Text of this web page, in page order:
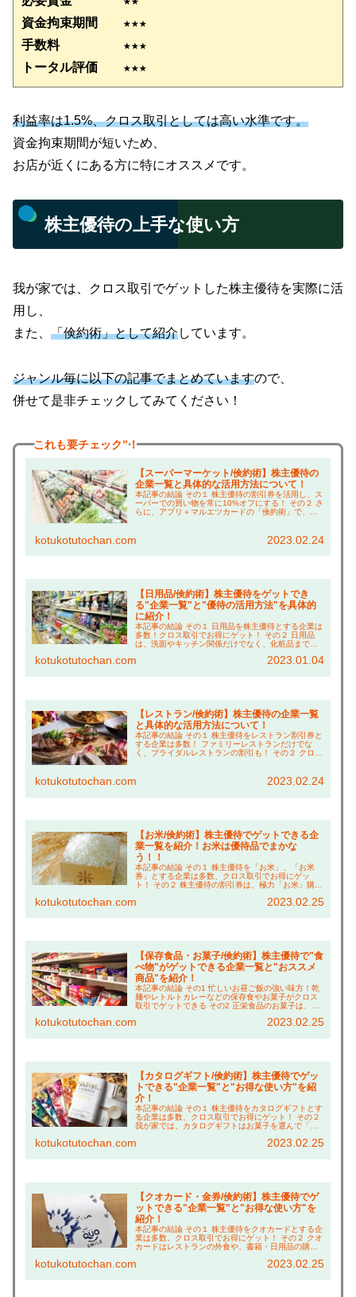
資金拘束期間 ★★★
手数料　　　　　★★★
トータル評価　　★★★
利益率は1.5%、クロス取引としては高い水準です。
資金拘束期間が短いため、
お店が近くにある方に特にオススメです。
株主優待の上手な使い方
我が家では、クロス取引でゲットした株主優待を実際に活
用し、
また、 「倹約術」として紹介しています。
ジャンル毎に以下の記事でまとめていますので、
併せて是非チェックしてみてください！
これも要チェック”！
【スーパーマーケット/倹約術】株主優待の
企業一覧と具体的な活用方法について！
本記事の結論 その１ 株主優待の割引券を活用し、ス
ーパーでの買い物を常に10%オフにする！ その２ さ
らに、アプリ＋マルエツカードの「倹約術」で、買
kotukotutochan.com 2023.02.24
【日用品/倹約術】株主優待をゲットでき
る"企業一覧"と"優待の活用方法"を具体的
に紹介！
本記事の結論 その１ 日用品を株主優待とする企業は
多数！クロス取引でお得にゲット！ その２ 日用品
は、洗面やキッチン関係だけでなく、化粧品まで幅
薬"、"ウェルシア"の「倹約術」はお得なので...
kotukotutochan.com 2023.01.04
【レストラン/倹約術】株主優待の企業一覧
と具体的な活用方法について！
本記事の結論 その１ 株主優待をレストラン割引券と
する企業は多数！ ファミリーレストランだけでな
く、ブライダルレストランの割引も！ その２ クロス
kotukotutochan.com 2023.02.24
【お米/倹約術】株主優待でゲットできる企
業一覧を紹介！お米は優待品でまかな
う！！
本記事の結論 その１ 株主優待を「お米」、「お米
券」とする企業は多数、クロス取引でお得にゲッ
ト！ その２ 株主優待の割引券は、極力「お米」購入
と納税でゲットするライフスタイルを確立！ こ
kotukotutochan.com 2023.02.25
【保存食品・お菓子/倹約術】株主優待で"食
べ物"がゲットできる企業一覧と"おススメ
商品"を紹介！
本記事の結論 その1 忙しいお昼ご飯の強い味方！乾
麺やレトルトカレーなどの保存食やお菓子がクロス
取引でゲットできる その2 正栄食品のお菓子は、ボ
らに、お酒やコーヒーなどの飲み物も充実！ こ...
kotukotutochan.com 2023.02.25
【カタログギフト/倹約術】株主優待でゲッ
トできる"企業一覧"と"お得な使い方"を紹
介！
本記事の結論 その１ 株主優待をカタログギフトとす
る企業は多数、クロス取引でお得にゲット！ その２
我が家では、カタログギフトはお菓子を選んで「リ
ルディングスは、夫婦合算でより豪華な賞品に交...
kotukotutochan.com 2023.02.25
【クオカード・金券/倹約術】株主優待でゲ
ットできる"企業一覧"と"お得な使い方"を
紹介！
本記事の結論 その１ 株主優待をクオカードとする企
業は多数、クロス取引でお得にゲット！ その２ クオ
カードはレストランの外食や、書籍・日用品の購入
に買い物する「倹約術」も紹介！ こんにちは...
kotukotutochan.com 2023.02.25